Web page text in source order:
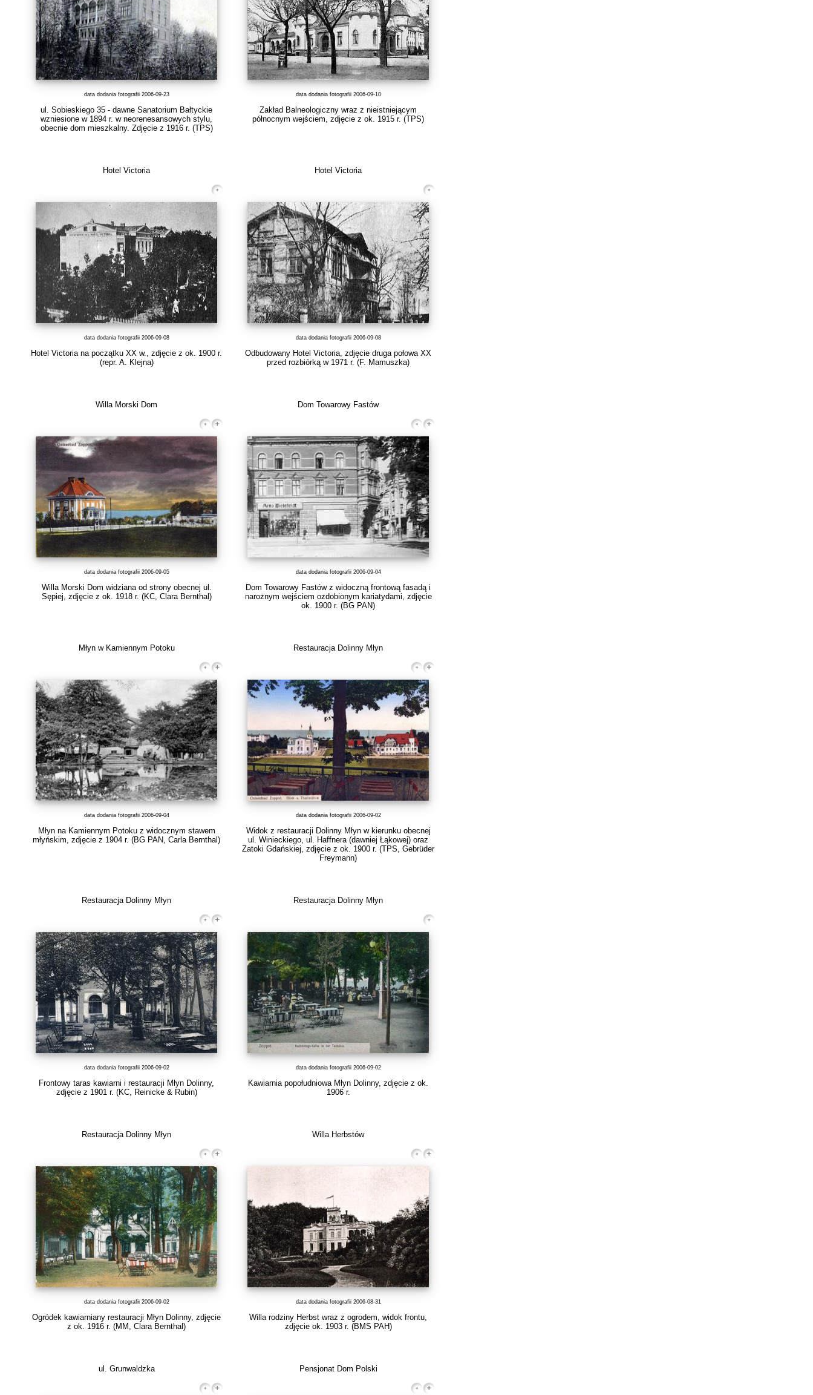
data dodania fotografii 2006-09-23
ul. Sobieskiego 35 - dawne Sanatorium Bałtyckie
wzniesione w 1894 r. w neorenesansowych stylu,
obecnie dom mieszkalny. Zdjęcie z 1916 r. (TPS)
data dodania fotografii 2006-09-10
Zakład Balneologiczny wraz z nieistniejącym
północnym wejściem, zdjęcie z ok. 1915 r. (TPS)
Hotel Victoria
data dodania fotografii 2006-09-08
Hotel Victoria na początku XX w., zdjęcie z ok. 1900 r.
(repr. A. Klejna)
Hotel Victoria
data dodania fotografii 2006-09-08
Odbudowany Hotel Victoria, zdjęcie druga połowa XX
przed rozbiórką w 1971 r. (F. Mamuszka)
Willa Morski Dom
data dodania fotografii 2006-09-05
Willa Morski Dom widziana od strony obecnej ul.
Sępiej, zdjęcie z ok. 1918 r. (KC, Clara Bernthal)
Dom Towarowy Fastów
data dodania fotografii 2006-09-04
Dom Towarowy Fastów z widoczną frontową fasadą i
narożnym wejściem ozdobionym kariatydami, zdjęcie
ok. 1900 r. (BG PAN)
Młyn w Kamiennym Potoku
data dodania fotografii 2006-09-04
Młyn na Kamiennym Potoku z widocznym stawem
młyńskim, zdjęcie z 1904 r. (BG PAN, Carla Bernthal)
Restauracja Dolinny Młyn
data dodania fotografii 2006-09-02
Widok z restauracji Dolinny Młyn w kierunku obecnej
ul. Winieckiego, ul. Haffnera (dawniej Łąkowej) oraz
Zatoki Gdańskiej, zdjęcie z ok. 1900 r. (TPS, Gebrüder
Freymann)
Restauracja Dolinny Młyn
data dodania fotografii 2006-09-02
Frontowy taras kawiarni i restauracji Młyn Dolinny,
zdjęcie z 1901 r. (KC, Reinicke & Rubin)
Restauracja Dolinny Młyn
data dodania fotografii 2006-09-02
Kawiarnia popołudniowa Młyn Dolinny, zdjęcie z ok.
1906 r.
Restauracja Dolinny Młyn
data dodania fotografii 2006-09-02
Ogródek kawiarniany restauracji Młyn Dolinny, zdjęcie
z ok. 1916 r. (MM, Clara Bernthal)
Willa Herbstów
data dodania fotografii 2006-08-31
Willa rodziny Herbst wraz z ogrodem, widok frontu,
zdjęcie ok. 1903 r. (BMS PAH)
ul. Grunwaldzka Pensjonat Dom Polski